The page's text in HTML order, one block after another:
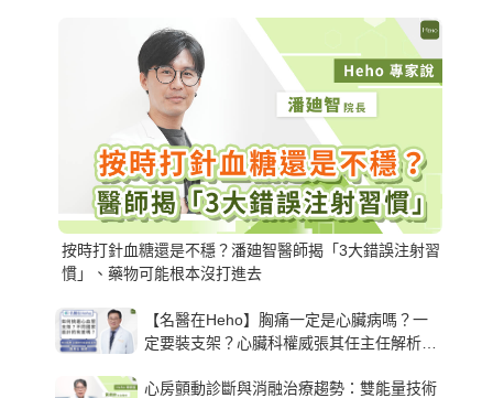
按時打針血糖還是不穩？潘廸智醫師揭「3大錯誤注射習
慣」、藥物可能根本沒打進去
【名醫在Heho】胸痛一定是心臟病嗎？一
定要裝支架？心臟科權威張其任主任解析支
心房顫動診斷與消融治療趨勢：雙能量技術